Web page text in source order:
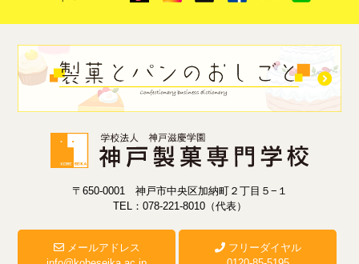
〒650-0001 神戸市中央区加納町２丁目５−１
TEL：078-221-8010（代表）
メールアドレス
フリーダイヤル